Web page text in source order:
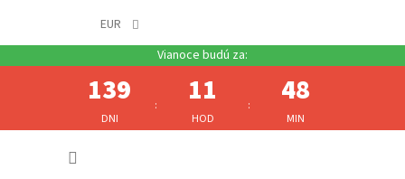
139
DNI
: 11
HOD
: 48
MIN
EUR